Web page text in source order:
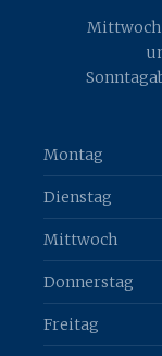
Mittwoch
Montag
Dienstag
Mittwoch
Donnerstag
Freitag